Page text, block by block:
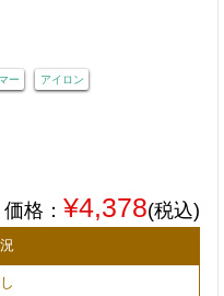
ー アイロン
格： ¥4,378(税込)